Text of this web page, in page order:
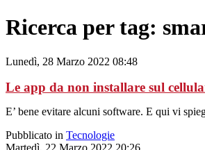
Ricerca per tag:
Lunedì, 28 Marzo 2022 08:48
Le app da non installare sul
E’ bene evitare alcuni software. E qui vi
Pubblicato in Tecnologie